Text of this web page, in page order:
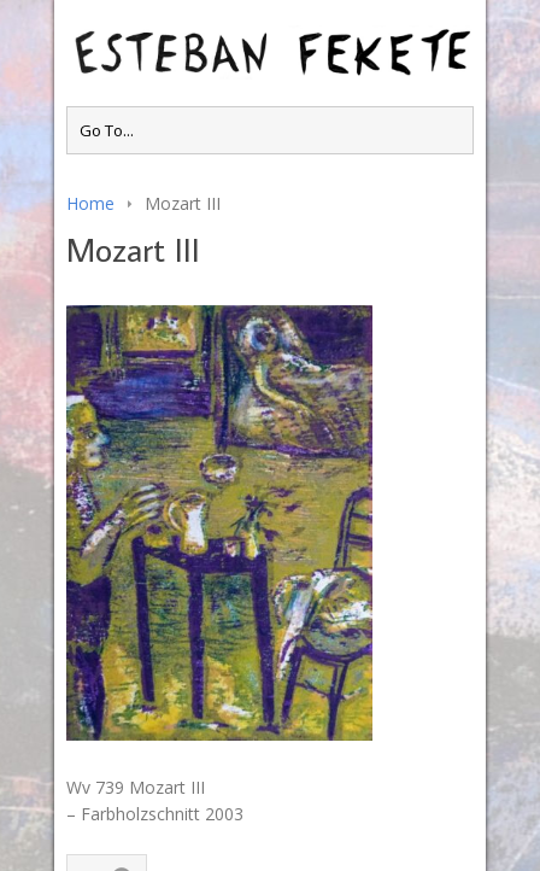
Home Mozart III
Mozart III
Wv 739 Mozart III
– Farbholzschnitt 2003